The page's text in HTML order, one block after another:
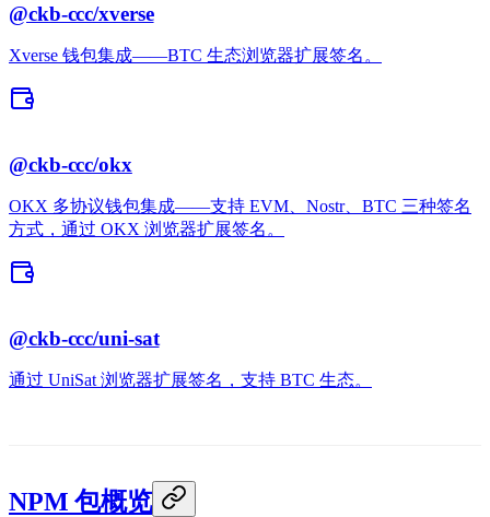
@ckb-ccc/xverse
Xverse 钱包集成——BTC 生态浏览器扩展签名。
@ckb-ccc/okx
OKX 多协议钱包集成——支持 EVM、Nostr、BTC 三种签名
方式，通过 OKX 浏览器扩展签名。
@ckb-ccc/uni-sat
通过 UniSat 浏览器扩展签名，支持 BTC 生态。
NPM 包概览